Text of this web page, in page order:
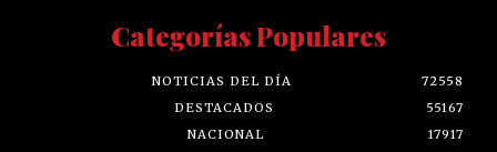
Categorías Populares
NOTICIAS DEL DÍA
72558
DESTACADOS
55167
NACIONAL
17917